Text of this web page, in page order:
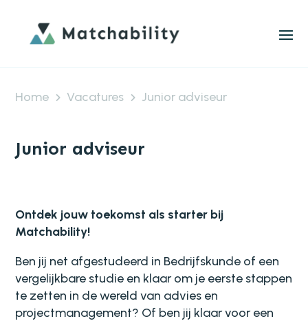
Home Vacatures Junior adviseur
Junior adviseur
Ontdek jouw toekomst als starter bij
Matchability!
Ben jij net afgestudeerd in Bedrijfskunde of een
vergelijkbare studie en klaar om je eerste stappen
te zetten in de wereld van advies en
projectmanagement? Of ben jij klaar voor een